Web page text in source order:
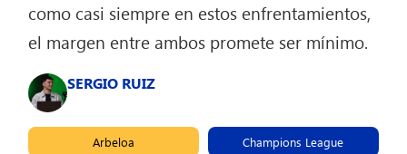
como casi siempre en estos enfrentamientos,
el margen entre ambos promete ser mínimo.
SERGIO RUIZ
Arbeloa Champions League